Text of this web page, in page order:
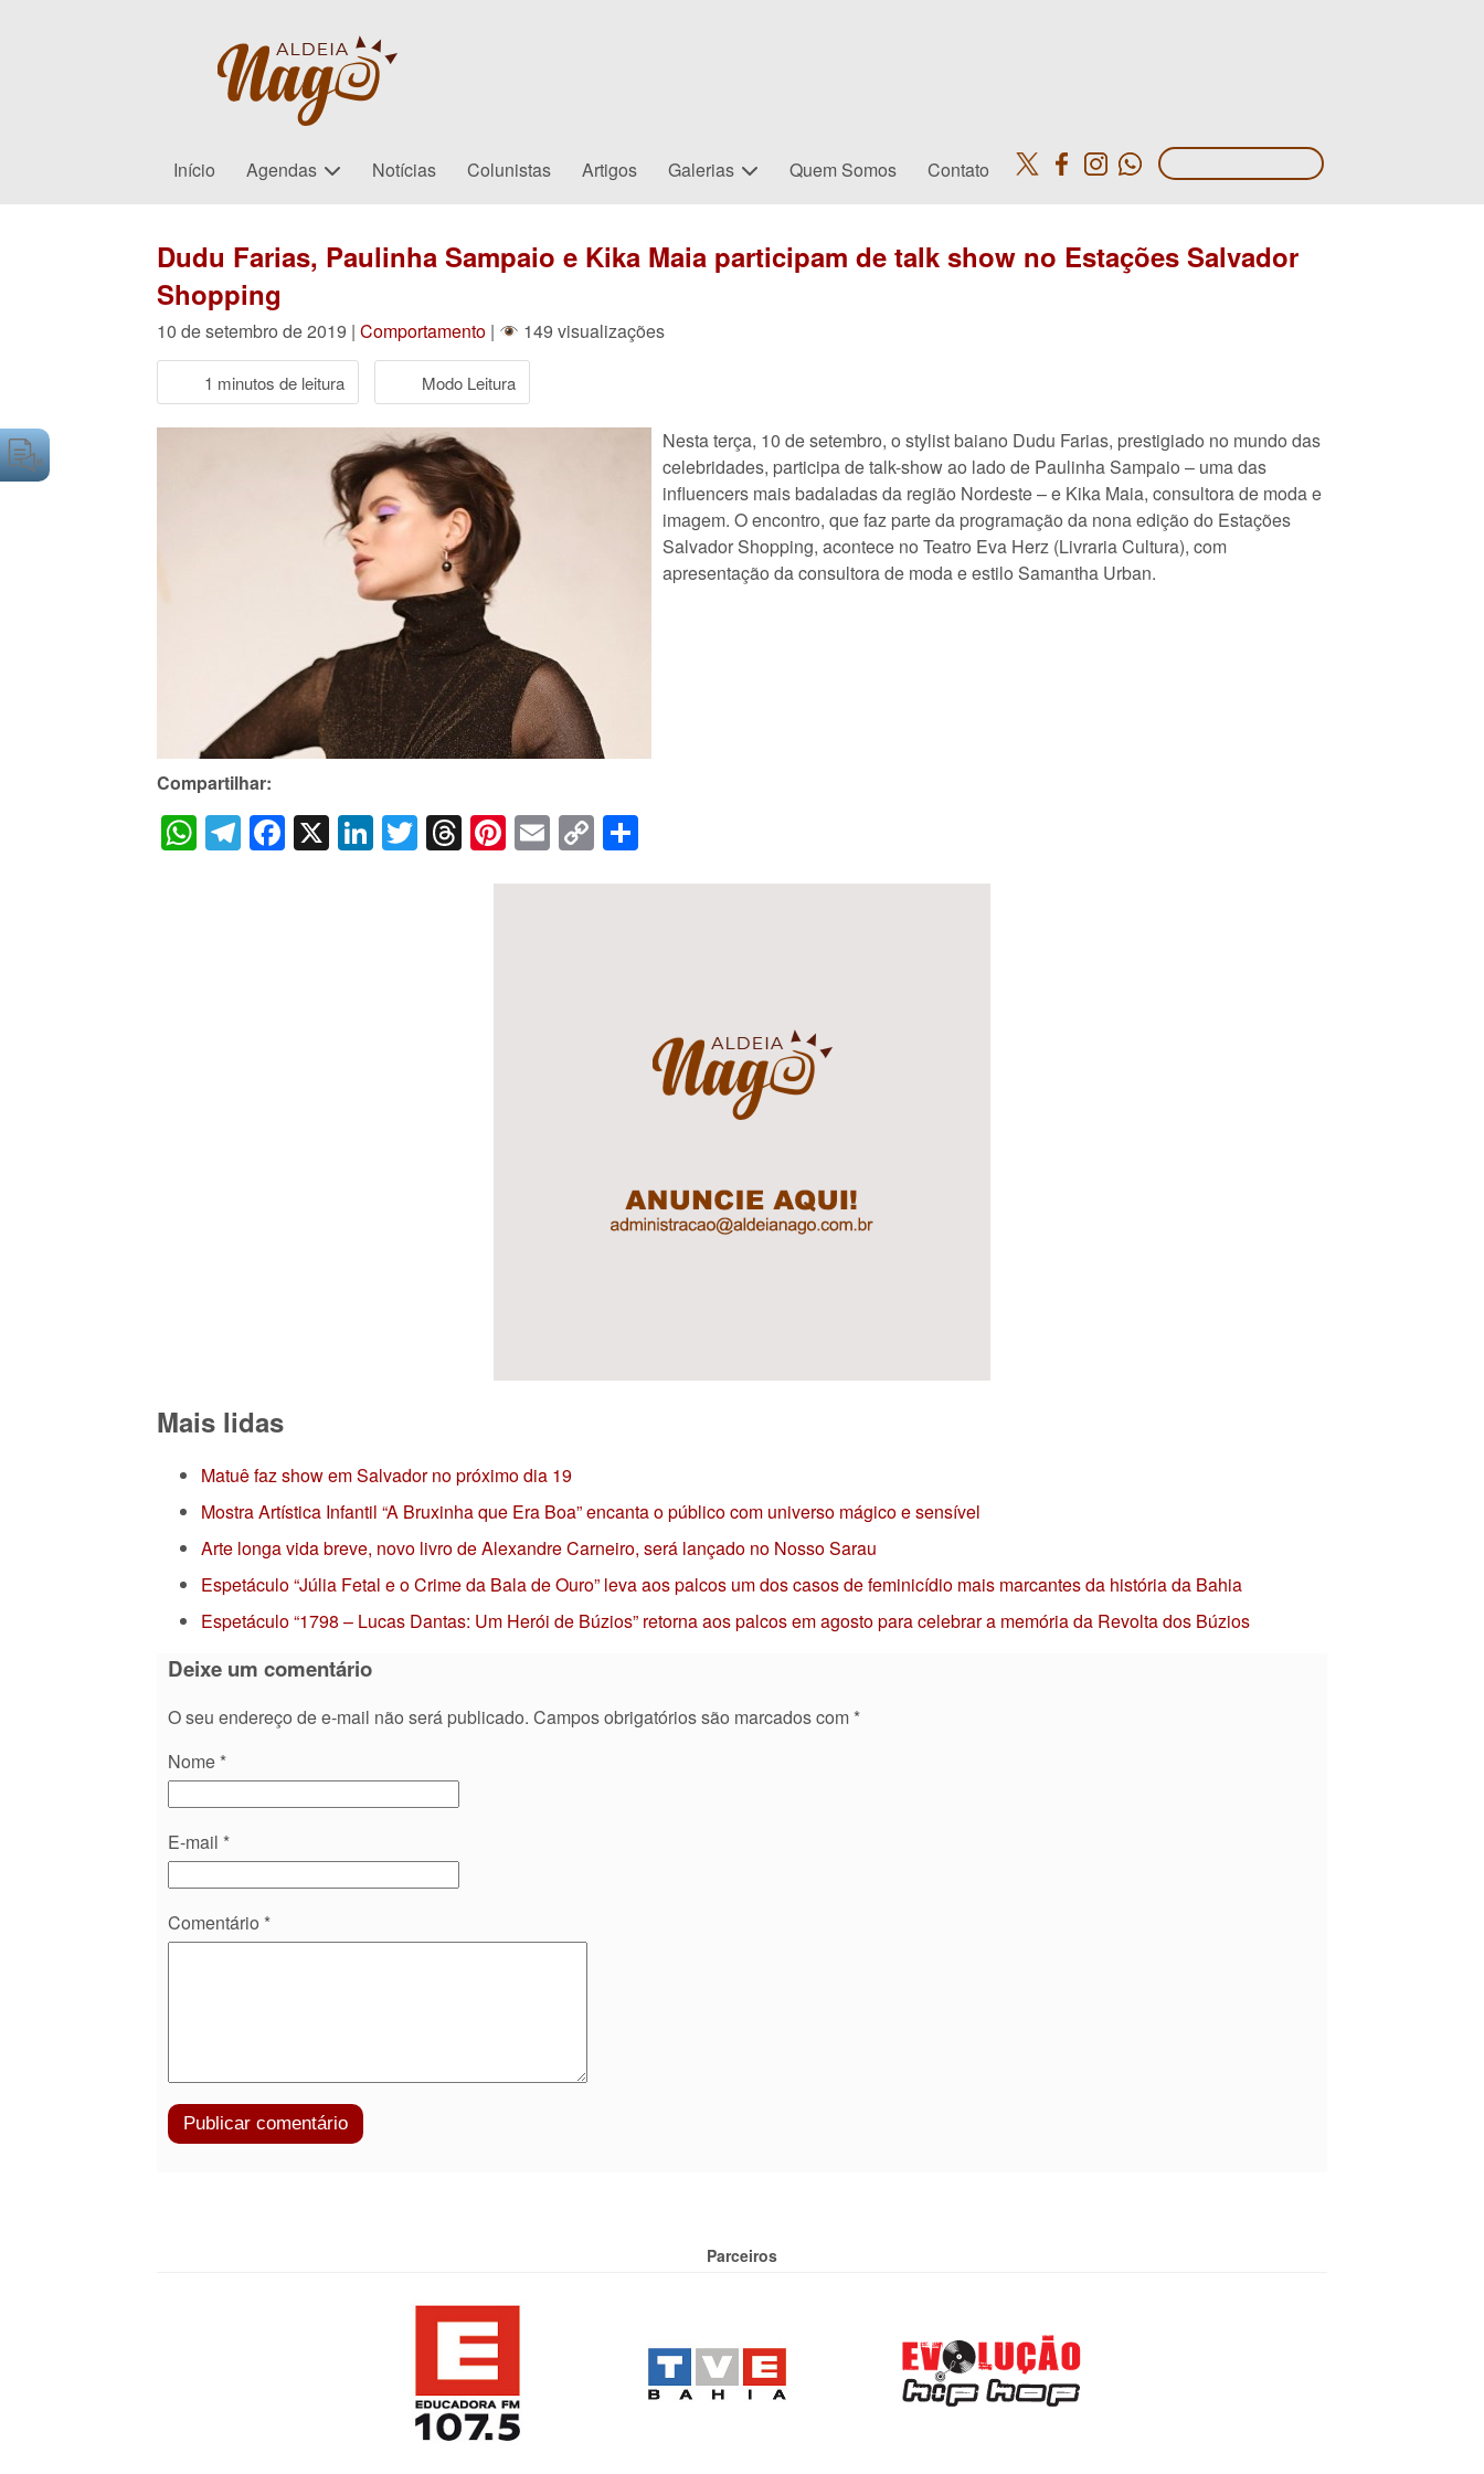
Início Agendas Notícias Colunistas Artigos Galerias Quem Somos Contato
Dudu Farias, Paulinha Sampaio e Kika Maia participam de talk show no Estações Salvador
Shopping
10 de setembro de 2019 | Comportamento | 149 visualizações
1 minutos de leitura Modo Leitura
Nesta terça, 10 de setembro, o stylist baiano Dudu Farias, prestigiado no mundo das
celebridades, participa de talk-show ao lado de Paulinha Sampaio – uma das
influencers mais badaladas da região Nordeste – e Kika Maia, consultora de moda e
imagem. O encontro, que faz parte da programação da nona edição do Estações
Salvador Shopping, acontece no Teatro Eva Herz (Livraria Cultura), com
apresentação da consultora de moda e estilo Samantha Urban.
Compartilhar:
WhatsApp
Telegram
Facebook
X LinkedIn
Twitter
Threads
Pinterest
Email
Copy
Link
Mais lidas
Matuê faz show em Salvador no próximo dia 19
Mostra Artística Infantil “A Bruxinha que Era Boa” encanta o público com universo mágico e sensível
Arte longa vida breve, novo livro de Alexandre Carneiro, será lançado no Nosso Sarau
Espetáculo “Júlia Fetal e o Crime da Bala de Ouro” leva aos palcos um dos casos de feminicídio mais marcantes da história da Bahia
Espetáculo “1798 – Lucas Dantas: Um Herói de Búzios” retorna aos palcos em agosto para celebrar a memória da Revolta dos Búzios
Deixe um comentário
O seu endereço de e-mail não será publicado. Campos obrigatórios são marcados com *
Nome *
E-mail *
Comentário *
Parceiros